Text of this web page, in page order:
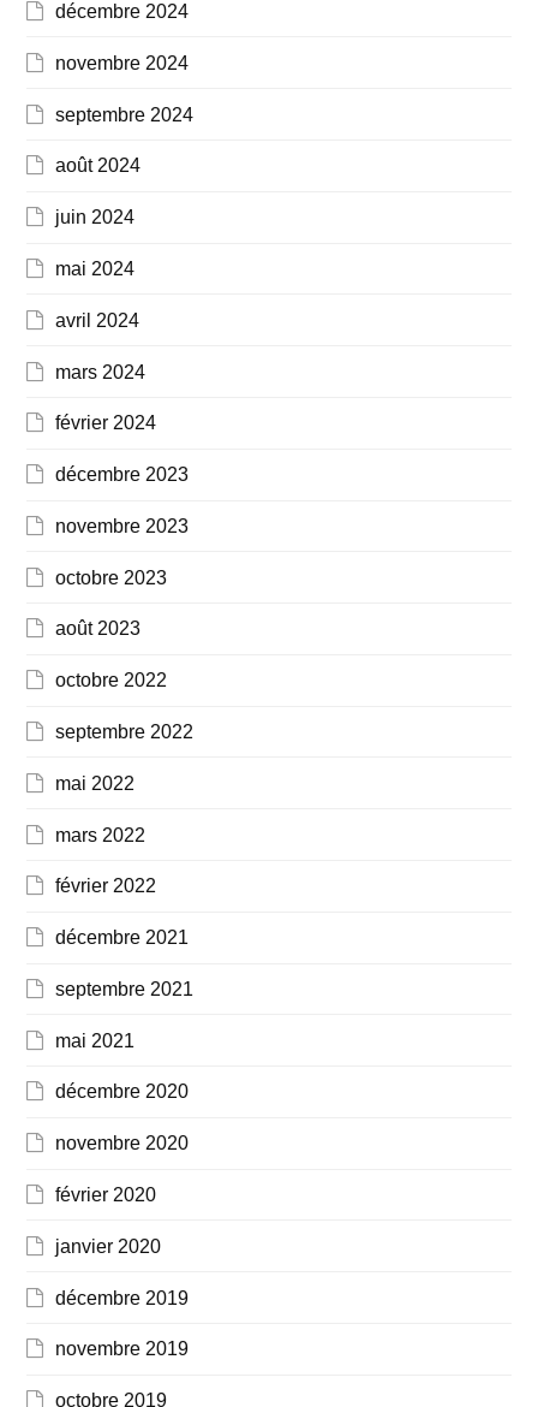
décembre 2024
novembre 2024
septembre 2024
août 2024
juin 2024
mai 2024
avril 2024
mars 2024
février 2024
décembre 2023
novembre 2023
octobre 2023
août 2023
octobre 2022
septembre 2022
mai 2022
mars 2022
février 2022
décembre 2021
septembre 2021
mai 2021
décembre 2020
novembre 2020
février 2020
janvier 2020
décembre 2019
novembre 2019
octobre 2019